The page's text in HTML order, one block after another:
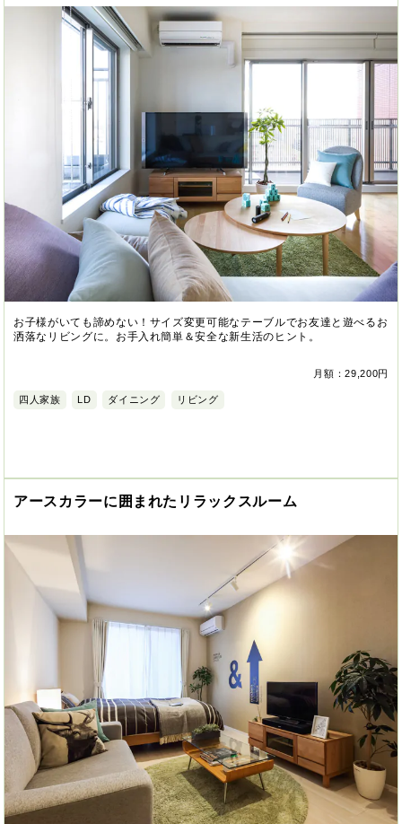
お子様がいても諦めない！サイズ変更可能なテーブルでお友達と遊べるお
洒落なリビングに。お手入れ簡単＆安全な新生活のヒント。
月額：29,200円
四人家族 LD ダイニング リビング
アースカラーに囲まれたリラックスルーム